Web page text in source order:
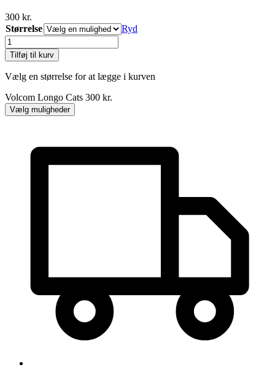
300 kr.
Størrelse
Ryd
Volcom
Longo
Cats
antal
Tilføj til kurv
Vælg en størrelse for at lægge i kurven
Volcom Longo Cats 300 kr.
Vælg muligheder